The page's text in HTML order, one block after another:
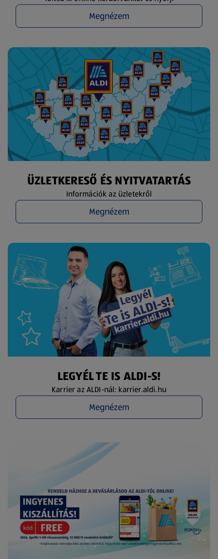
Megnézem
ÜZLETKERESŐ ÉS NYITVATARTÁS
Információk az üzletekről
Megnézem
LEGYÉL TE IS ALDI-S!
Karrier az ALDI-nál: karrier.aldi.hu
Megnézem